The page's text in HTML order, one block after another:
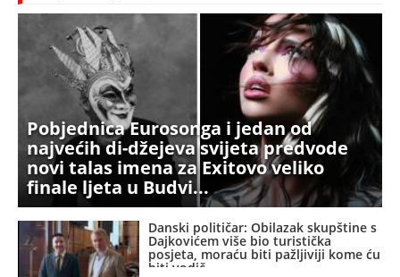
Pobjednica Eurosonga i jedan od
najvećih di-džejeva svijeta predvode
novi talas imena za Exitovo veliko
finale ljeta u Budvi
Danski političar: Obilazak skupštine s
Dajkovićem više bio turistička
posjeta, moraću biti pažljiviji kome ću
biti vodič